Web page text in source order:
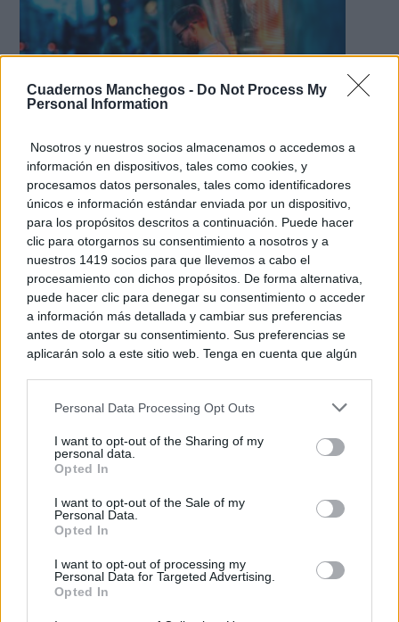
Cuadernos Manchegos - Do Not Process My
Personal Information
Nosotros y nuestros socios almacenamos o accedemos a
información en dispositivos, tales como cookies, y
procesamos datos personales, tales como identificadores
únicos e información estándar enviada por un dispositivo,
para los propósitos descritos a continuación. Puede hacer
clic para otorgarnos su consentimiento a nosotros y a
nuestros 1419 socios para que llevemos a cabo el
procesamiento con dichos propósitos. De forma alternativa,
puede hacer clic para denegar su consentimiento o acceder
a información más detallada y cambiar sus preferencias
antes de otorgar su consentimiento. Sus preferencias se
aplicarán solo a este sitio web. Tenga en cuenta que algún
rechazar tal procesamiento. Puede cambiar sus preferencias
a este sitio y haciendo clic en el botón "Privacidad" en la
parte inferior de la página web.
Please note that this website/app uses one or more Google
services and may gather and store information including but
not limited to your visit or usage behaviour. You may click to
use your data for below specified purposes in below Google
consent section.
Personal Data Processing Opt Outs
I want to opt-out of the Sharing of my
personal data.
Opted In
I want to opt-out of the Sale of my
Personal Data.
Opted In
I want to opt-out of processing my
Personal Data for Targeted Advertising.
Opted In
¿Sabes qué baja tu ánimo?
Lo haces todos los días y afecta cómo te sientes
¿Por qué se contagia?
La ciencia explica por qué el bostezo es contagioso